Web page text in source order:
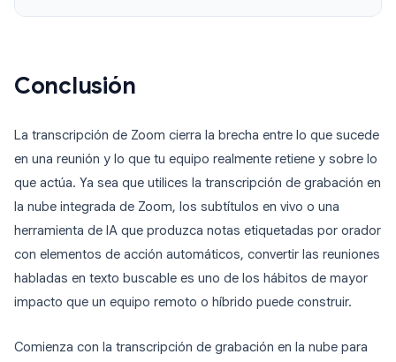
Conclusión
La transcripción de Zoom cierra la brecha entre lo que sucede
en una reunión y lo que tu equipo realmente retiene y sobre lo
que actúa. Ya sea que utilices la transcripción de grabación en
la nube integrada de Zoom, los subtítulos en vivo o una
herramienta de IA que produzca notas etiquetadas por orador
con elementos de acción automáticos, convertir las reuniones
habladas en texto buscable es uno de los hábitos de mayor
impacto que un equipo remoto o híbrido puede construir.
Comienza con la transcripción de grabación en la nube para